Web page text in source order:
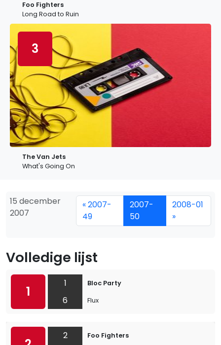
Foo Fighters
Long Road to Ruin
3
The Van Jets
What's Going On
15 december
2007
« 2007-
49
2007-
50
2008-01
»
Volledige lijst
1
1
6
Bloc Party
Flux
2 Foo Fighters